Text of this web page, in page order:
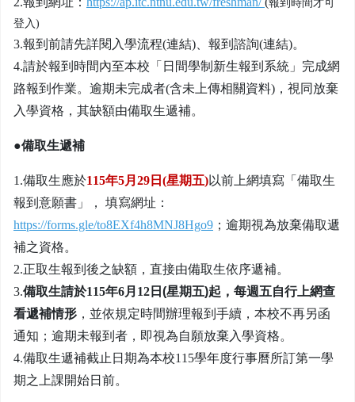
報到時間才可
登入)
3.報到前請先詳閱入學流程(連結) 、報到諮詢(連結)。
4.請於報到時間內至本校「日間學制新生報到系統」完成網
路報到作業。逾期未完成者(含未上傳相關資料) ，視同放棄
入學資格，其缺額由備取生遞補。
●備取生遞補
1.備取生應於115年5月 29 日 (星期五)以前上網填寫「備取生
報到意願書」，
填寫網址：
https://forms.gle/to8EXf4h8MNJ8Hgo9 ；逾期視為放棄備取遞
補之資格。
2.正取生報到後之缺額，直接由備取生依序遞補。
3.備取生請於115年6月 12 日(星期五)起，每週五自行上網查
看遞補情形 ，並依規定時間辦理報到手續，本校不再另函
通知；逾期未報到者，即視為自願放棄入學資格。
4.備取生遞補截止日期為本校115學年度行事曆所訂第一學
期之上課開始日前。